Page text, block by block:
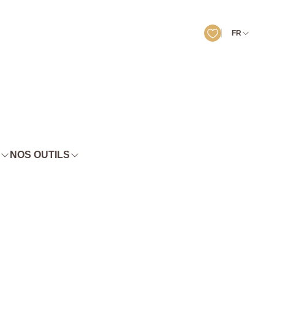
FR
NOS OUTILS